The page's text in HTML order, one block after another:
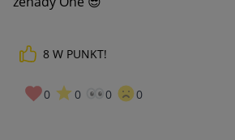
8 W PUNKT!
0 0 0 0